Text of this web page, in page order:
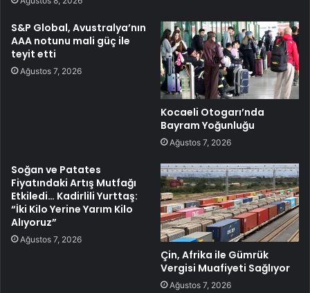
S&P Global, Avustralya’nın
AAA notunu mali güç ile
teyit etti
Ağustos 7, 2026
Kocaeli Otogarı’nda
Bayram Yoğunluğu
Ağustos 7, 2026
Soğan ve Patates
Fiyatındaki Artış Mutfağı
Etkiledi… Kadirlili Yurttaş:
“İki Kilo Yerine Yarım Kilo
Alıyoruz”
Ağustos 7, 2026
Çin, Afrika ile Gümrük
Vergisi Muafiyeti Sağlıyor
Ağustos 7, 2026